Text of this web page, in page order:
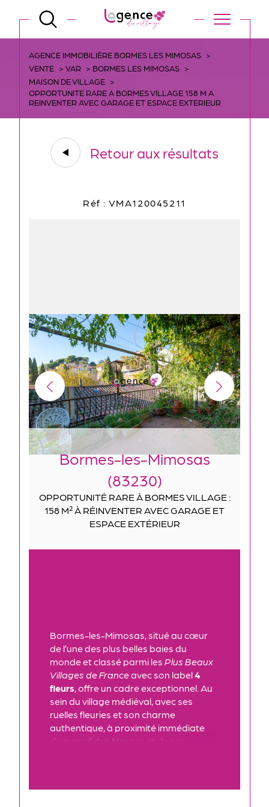
AGENCE IMMOBILIÈRE BORMES LES MIMOSAS
VENTE
VAR
BORMES LES MIMOSAS
MAISON DE VILLAGE
OPPORTUNITE RARE A BORMES VILLAGE 158 M A
REINVENTER AVEC GARAGE ET ESPACE EXTERIEUR
Retour aux résultats
Réf : VMA120045211
Bormes-les-Mimosas
(83230)
OPPORTUNITÉ RARE À BORMES VILLAGE :
158 M² À RÉINVENTER AVEC GARAGE ET
ESPACE EXTÉRIEUR
Bormes-les-Mimosas, situé au cœur
de l’une des plus belles baies du
monde et classé parmi les Plus Beaux
Villages de France avec son label 4
fleurs, offre un cadre exceptionnel. Au
sein du village médiéval, avec ses
ruelles fleuries et son charme
authentique, à proximité immédiate
du massif des Maures et de ses